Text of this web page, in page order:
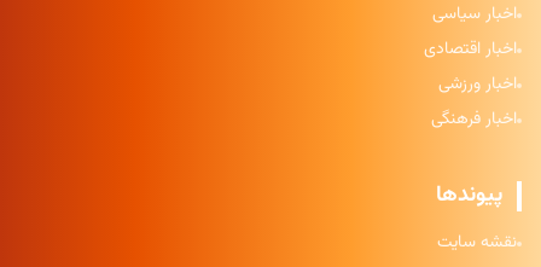
اخبار سیاسی
اخبار اقتصادی
اخبار ورزشی
اخبار فرهنگی
پیوندها
نقشه سایت